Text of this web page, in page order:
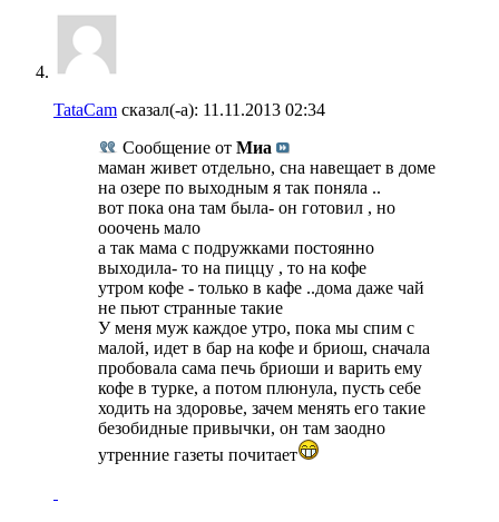
TataCam сказал(-а): 11.11.2013 02:34
Сообщение от Миа
маман живет отдельно, сна навещает в доме
на озере по выходным я так поняла ..
вот пока она там была- он готовил , но
ооочень мало
а так мама с подружками постоянно
выходила- то на пиццу , то на кофе
утром кофе - только в кафе ..дома даже чай
не пьют странные такие
У меня муж каждое утро, пока мы спим с
малой, идет в бар на кофе и бриош, сначала
пробовала сама печь бриоши и варить ему
кофе в турке, а потом плюнула, пусть себе
ходить на здоровье, зачем менять его такие
безобидные привычки, он там заодно
утренние газеты почитает